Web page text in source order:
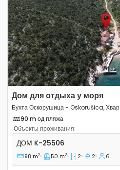
Previous
Дом для отдыха у моря
Бухта Оскорушица - Oskorušica,
90 m од пляжа
Объекты проживания:
Двухкомнатный дом
ДОМ K-25506
98 m2 50 m2 2 2 6